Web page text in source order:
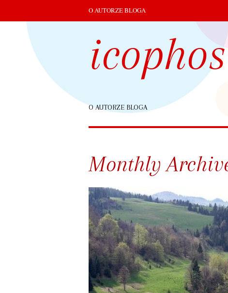
O AUTORZE BLOGA
O AUTORZE BLOGA
Monthly